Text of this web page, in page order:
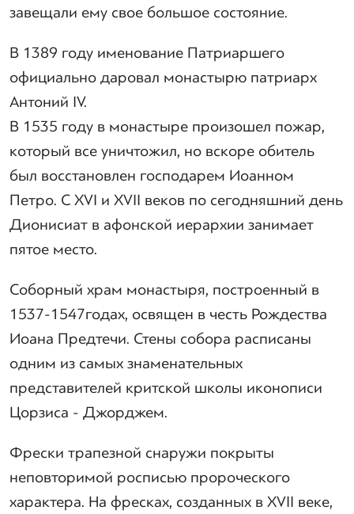
завещали ему свое большое состояние.
В 1389 году именование Патриаршего
официально даровал монастырю патриарх
Антоний IV.
В 1535 году в монастыре произошел пожар,
который все уничтожил, но вскоре обитель
был восстановлен господарем Иоанном
Петро. С XVI и XVII веков по сегодняшний день
Дионисиат в афонской иерархии занимает
пятое место.
Соборный храм монастыря, построенный в
1537-1547годах, освящен в честь Рождества
Иоана Предтечи. Стены собора расписаны
одним из самых знаменательных
представителей критской школы иконописи
Цорзиса - Джорджем.
Фрески трапезной снаружи покрыты
неповторимой росписью пророческого
характера. На фресках, созданных в XVII веке,